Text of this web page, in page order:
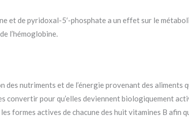
et de pyridoxal-5′-phosphate a un effet sur le
l’hémoglobine.
nutriments et de l’énergie provenant des aliments
convertir pour qu’elles deviennent biologiquement
formes actives de chacune des huit vitamines B afin